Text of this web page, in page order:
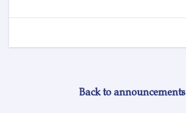
Back to announcements